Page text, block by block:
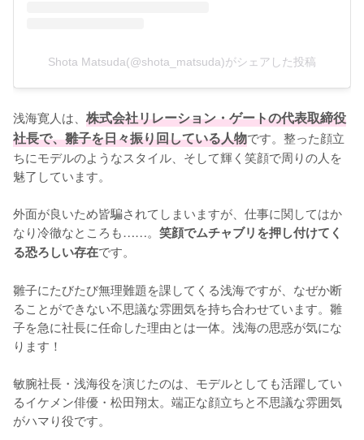
Shota Matsuda(@shota_matsuda)がシェアした投稿
浅海寛人は、 株式会社リレーション・ゲートの代表取締役
社長で、雛子を日々振り回している人物です。整った顔立
ちにモデルのようなスタイル、そして輝く笑顔で周りの人を
魅了しています。
外面が良いため皆騙されてしまいますが、仕事に関してはか
なり冷徹なところも……。 笑顔でムチャブリを押し付けてく
る恐ろしい存在です。
雛子にたびたび無理難題を課してくる浅海ですが、なぜか断
ることができない不思議な雰囲気を持ち合わせています。雛
子を急に社長に任命した理由とは一体。浅海の思惑が気にな
ります！
敏腕社長・浅海役を演じたのは、モデルとしても活躍してい
るイケメン俳優・松田翔太。端正な顔立ちと不思議な雰囲気
がハマり役です。